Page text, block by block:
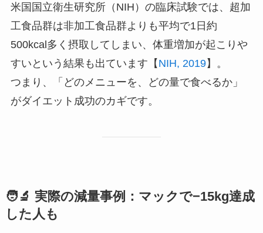
米国国立衛生研究所（NIH）の臨床試験では、超加
工食品群は非加工食品群よりも平均で1日約
500kcal多く摂取してしまい、体重増加が起こりや
すいという結果も出ています【 NIH, 2019】。
つまり、「どのメニューを、どの量で食べるか」
がダイエット成功のカギです。
🧑‍🔬 実際の減量事例：マックで−15kg達成
した人も